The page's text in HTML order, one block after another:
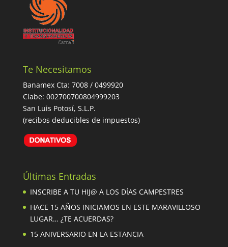
Te Necesitamos
Banamex Cta: 7008 / 0499920
Clabe: 002700700804999203
San Luis Potosí, S.L.P.
(recibos deducibles de impuestos)
Últimas Entradas
INSCRIBE A TU HIJ@ A LOS DÍAS CAMPESTRES
HACE 15 AÑOS INICIAMOS EN ESTE MARAVILLOSO
LUGAR… ¿TE ACUERDAS?
15 ANIVERSARIO EN LA ESTANCIA